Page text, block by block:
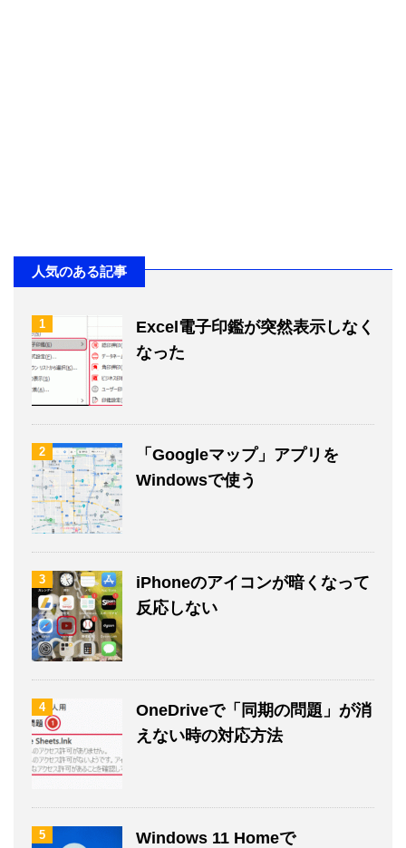
人気のある記事
1
Excel電子印鑑が突然表示しなく
なった
2
「Googleマップ」アプリを
Windowsで使う
3
iPhoneのアイコンが暗くなって
反応しない
4
OneDriveで「同期の問題」が消
えない時の対応方法
5
Windows 11 Homeで